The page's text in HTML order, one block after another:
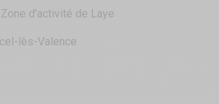
d'activité de Laye
lès-Valence